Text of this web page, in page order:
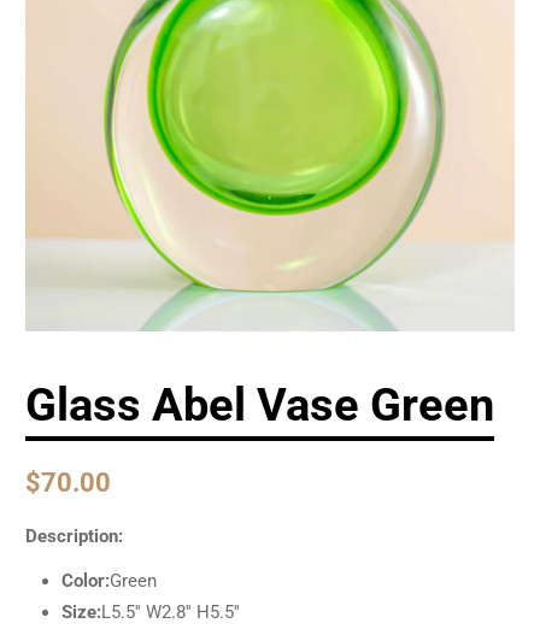
Glass Abel Vase Green
$70.00
Description:
Color:Green
Size:L5.5'' W2.8'' H5.5''